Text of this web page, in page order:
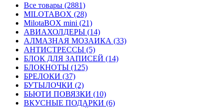
Все товары (2881)
MILOTABOX (28)
MilotaBOX mini (21)
АВИАХОЛДЕРЫ (14)
АЛМАЗНАЯ МОЗАИКА (33)
АНТИСТРЕССЫ (5)
БЛОК ДЛЯ ЗАПИСЕЙ (14)
БЛОКНОТЫ (125)
БРЕЛОКИ (37)
БУТЫЛОЧКИ (2)
БЬЮТИ ПОВЯЗКИ (10)
ВКУСНЫЕ ПОДАРКИ (6)